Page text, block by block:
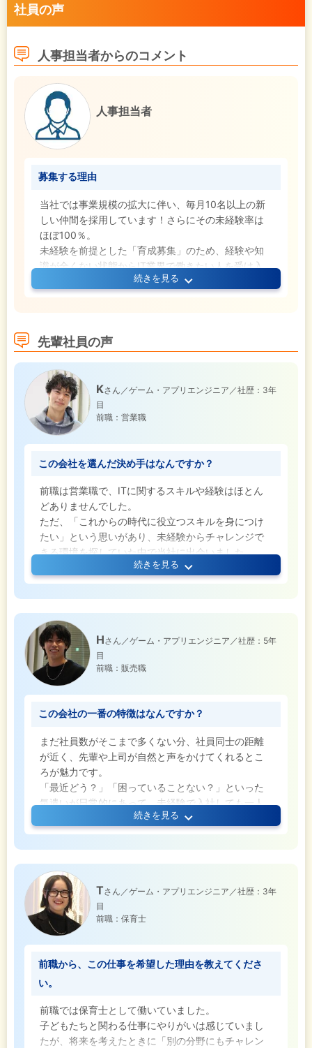
社員の声
人事担当者からのコメント
人事担当者
募集する理由
当社では事業規模の拡大に伴い、毎月10名以上の新
しい仲間を採用しています！さらにその未経験率は
ほぼ100％。
未経験を前提とした「育成募集」のため、経験や知
識が全くない状態からIT業界で働きたい人を受け入
れる体制が整っています。続きを見る
先輩社員の声
Kさん／ゲーム・アプリエンジニア／社歴：3年
目
前職：営業職
この会社を選んだ決め手はなんですか？
前職は営業職で、ITに関するスキルや経験はほとん
どありませんでした。
ただ、「これからの時代に役立つスキルを身につけ
たい」という思いがあり、未経験からチャレンジで
きる環境を探していた中で当社に出会いました。
実際に入社してみると、基礎から学べる研修や、先
輩が丁寧にフォローしてくれる環境が整っていて、
安心してスタートを切ることができました。
普段ゲームやアプリを使っているレベルのITリテラ
シーがあれば問題なく、知識は入社後に身につけて
いけるので、「未経験だけど挑戦してみたい」とい
う方にもおすすめできる環境だと思います。
続きを見る
Hさん／ゲーム・アプリエンジニア／社歴：5年
目
前職：販売職
この会社の一番の特徴はなんですか？
まだ社員数がそこまで多くない分、社員同士の距離
が近く、先輩や上司が自然と声をかけてくれるとこ
ろが魅力です。
「最近どう？」「困っていることない？」といった
気遣いが日常的にあって、未経験で入社しても一人
で抱え込むことがありません。
実際、私自身も入社当初は不安が大きかったのです
が、こまめに声をかけてもらえたことで、安心して
仕事を覚えていくことができました。
また、仕事以外の部分でも関係性があたたかく、
「今度ごはん連れてってください！」と気軽に言え
る雰囲気だったり、実際にそういう会話が自然に生
まれるのも特徴です！
続きを見る
Tさん／ゲーム・アプリエンジニア／社歴：3年
目
前職：保育士
前職から、この仕事を希望した理由を教えてくださ
い。
前職では保育士として働いていました。
子どもたちと関わる仕事にやりがいは感じていまし
たが、将来を考えたときに「別の分野にもチャレン